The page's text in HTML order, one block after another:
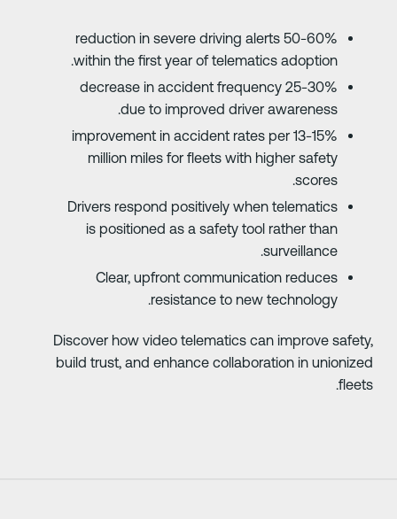
50-60% reduction in severe driving alerts
within the first year of telematics adoption.
25-30% decrease in accident frequency
due to improved driver awareness.
13-15% improvement in accident rates per
million miles for fleets with higher safety
scores.
Drivers respond positively when telematics
is positioned as a safety tool rather than
surveillance.
Clear, upfront communication reduces
resistance to new technology.
Discover how video telematics can improve
build trust, and enhance collaboration in